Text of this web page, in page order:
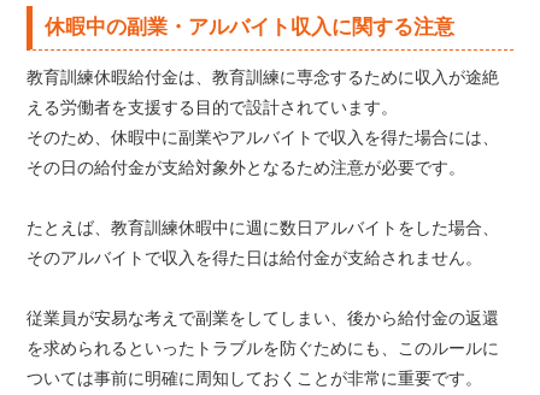
休暇中の副業・アルバイト収入に関する注意
教育訓練休暇給付金は、教育訓練に専念するために収入が途絶
える労働者を支援する目的で設計されています。
そのため、休暇中に副業やアルバイトで収入を得た場合には、
その日の給付金が支給対象外となるため注意が必要です。
たとえば、教育訓練休暇中に週に数日アルバイトをした場合、
そのアルバイトで収入を得た日は給付金が支給されません。
従業員が安易な考えで副業をしてしまい、後から給付金の返還
を求められるといったトラブルを防ぐためにも、このルールに
ついては事前に明確に周知しておくことが非常に重要です。